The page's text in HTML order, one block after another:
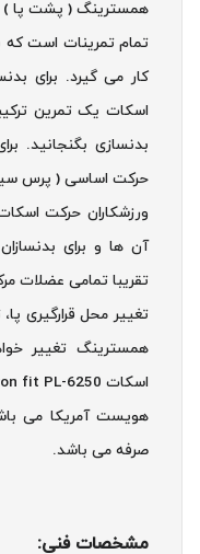
همسترینگ ( پشت پا )
کار می گیرد. برای
اسکات یک تمرین
بدنسازی بگنجانید.
حرکت اساسی ( پرس
ورزشکاران حرکت
آن ها و برای
تقریبا تمامی عضلات
تغییر محل قرارگیری
همسترینگ تغییر
هویست آمریکا می
صرفه می باشد.
مشخصات فنی: